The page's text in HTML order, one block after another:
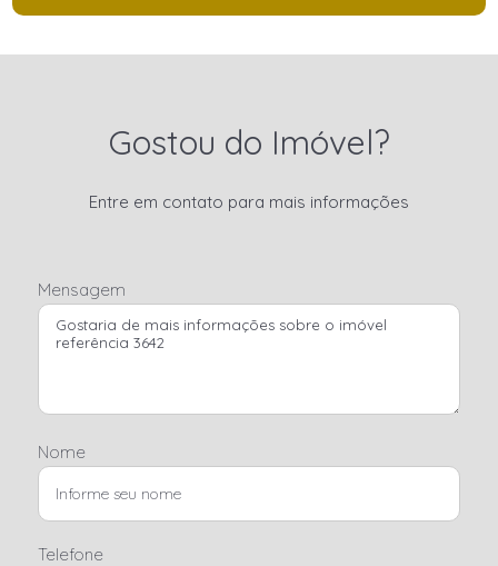
Gostou do Imóvel?
Entre em contato para mais informações
Mensagem
Nome
Telefone